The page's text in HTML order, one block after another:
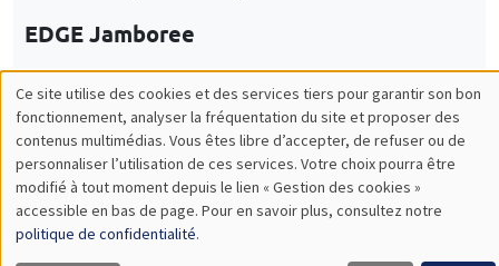
EDGE Jamboree
ANNULÉ CONFÉRENCES/WORKSHOPS
Mercredi 18 octobre 2023, 17:15
Les rencontres de la politique monétaire -
Banque de France/AMSE/FEG
Utilisation
des
données
personnelles
Ce site utilise des cookies et des services tiers pour garantir son bon
fonctionnement, analyser la fréquentation du site et proposer des
contenus multimédias. Vous êtes libre d’accepter, de refuser ou de
personnaliser l’utilisation de ces services. Votre choix pourra être
modifié à tout moment depuis le lien « Gestion des cookies »
accessible en bas de page. Pour en savoir plus, consultez notre
politique de confidentialité.